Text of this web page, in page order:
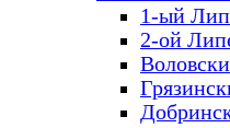
1-ый
2-ой